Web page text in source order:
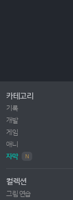
카테고리
기록
개발
게임
애니
자막
N
컬렉션
그림 연습